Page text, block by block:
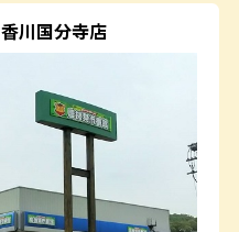
香川国分寺店